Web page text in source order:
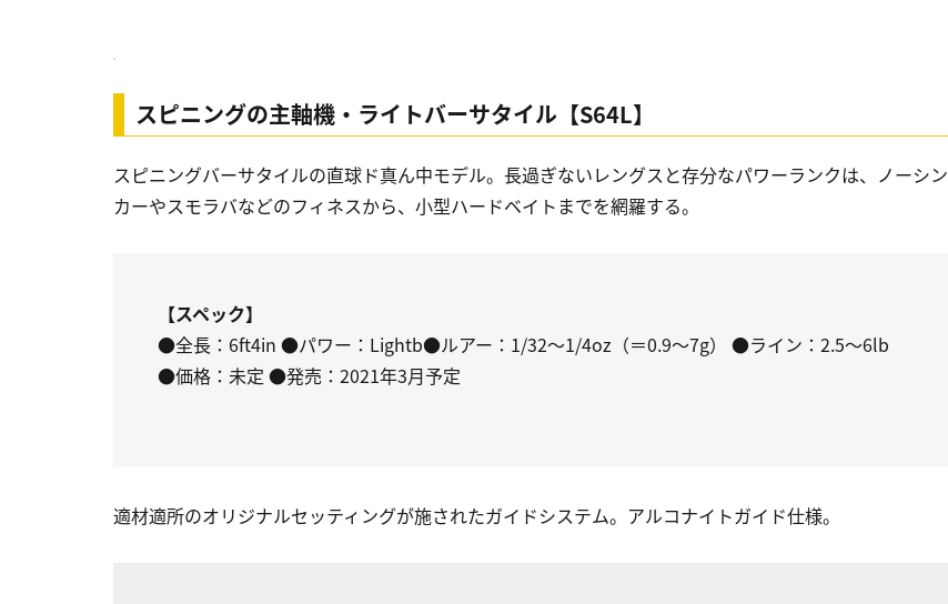
スピニングの主軸機・ライトバーサタイル【S64L】
スピニングバーサタイルの直球ド真ん中モデル。長過ぎないレングスと存分なパワーランクは、ノーシン
カーやスモラバなどのフィネスから、小型ハードベイトまでを網羅する。
【スペック】
●全長：6ft4in ●パワー：Lightb●ルアー：1/32〜1/4oz（＝0.9〜7g） ●ライン：2.5〜6lb
●価格：未定 ●発売：2021年3月予定
適材適所のオリジナルセッティングが施されたガイドシステム。アルコナイトガイド仕様。